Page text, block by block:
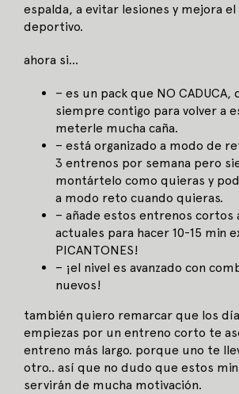
espalda, a evitar lesiones y mejora
deportivo.
ahora si…
– es un pack que NO
siempre contigo para volver a
meterle mucha caña.
– está organizado a modo de
3 entrenos por semana pero
montártelo como quieras y
a modo reto cuando quieras.
– añade estos entrenos cortos
actuales para hacer 10-15 min
PICANTONES!
– ¡el nivel es avanzado con
nuevos!
también quiero remarcar que los
empiezas por un entreno corto te
entreno más largo. porque uno te
otro.. así que no dudo que estos
servirán de mucha motivación.